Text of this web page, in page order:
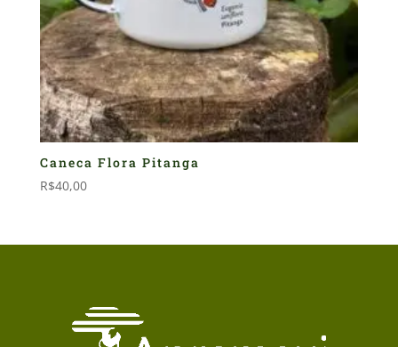
Caneca Flora Pitanga
R$40,00